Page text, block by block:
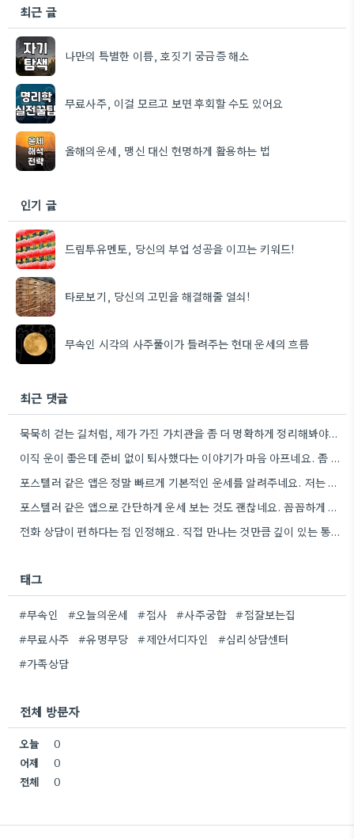
최근 글
나만의 특별한 이름, 호짓기 궁금증 해소
무료사주, 이걸 모르고 보면 후회할 수도 있어요
올해의운세, 맹신 대신 현명하게 활용하는 법
인기 글
드림투유멘토, 당신의 부업 성공을 이끄는 키워드!
타로보기, 당신의 고민을 해결해줄 열쇠!
무속인 시각의 사주풀이가 들려주는 현대 운세의 흐름
최근 댓글
묵묵히 걷는 길처럼, 제가 가진 가치관을 좀 더 명확하게 정리해봐야겠어요.
이직 운이 좋은데 준비 없이 퇴사했다는 이야기가 마음 아프네요. 좀 더 신중하게 상황을 판단해야 할…
포스텔러 같은 앱은 정말 빠르게 기본적인 운세를 알려주네요. 저는 운세 보는 것보다, 앞으로의 계획을 세울…
포스텔러 같은 앱으로 간단하게 운세 보는 것도 괜찮네요. 꼼꼼하게 분석하기 전에 먼저 방향 잡기가 좋겠어요.
전화 상담이 편하다는 점 인정해요. 직접 만나는 것만큼 깊이 있는 통찰력을 얻기는 어려울 것 같아요.
태그
#무속인 #오늘의운세 #점사 #사주궁합
#점잘보는집
#무료사주
#유명무당 #제안서디자인
#심리상담센터
#가족상담
전체 방문자
오늘
0
어제
0
전체
0